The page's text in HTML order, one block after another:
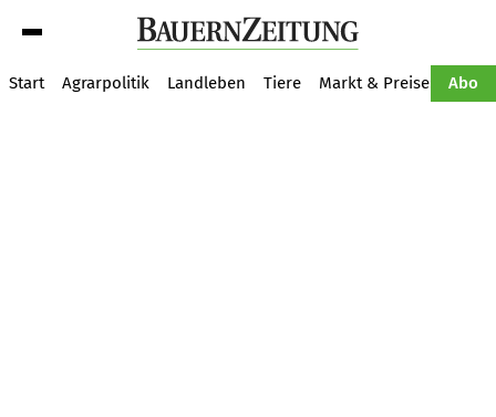
Start Agrarpolitik Landleben Tiere Markt & Preise Abo